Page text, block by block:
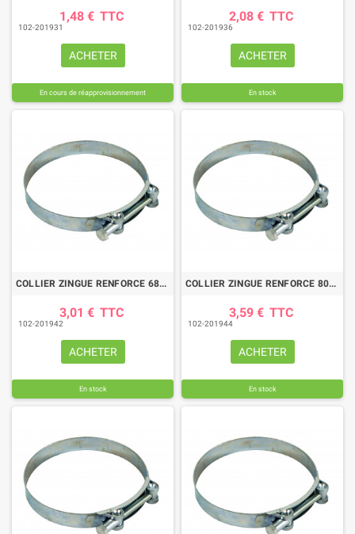
1,48 € TTC
102-201931
ACHETER
En cours de réapprovisionnement
2,08 € TTC
102-201936
ACHETER
En stock
COLLIER ZINGUE RENFORCE 68/73
3,01 € TTC
102-201942
ACHETER
En stock
COLLIER ZINGUE RENFORCE 80/85
3,59 € TTC
102-201944
ACHETER
En stock